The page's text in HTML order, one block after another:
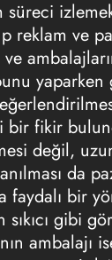
süreci
reklam ve
yaparken
bir fikir
değil,
da
faydalı bir
gibi
ambalajı